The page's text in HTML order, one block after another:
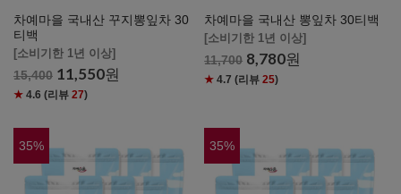
차예마을 국내산 꾸지뽕잎차 30
티백
[소비기한 1년 이상]
15,400 11,550원
★ 4.6 (리뷰 27)
차예마을 국내산 뽕잎차 30티백
[소비기한 1년 이상]
11,700 8,780원
★ 4.7 (리뷰25)
35% 35%